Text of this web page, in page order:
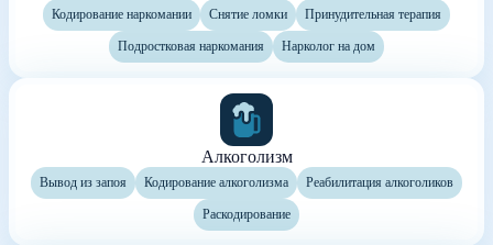
Кодирование наркомании Снятие ломки Принудительная терапия
Подростковая наркомания Нарколог на дом
Алкоголизм
Вывод из запоя Кодирование алкоголизма Реабилитация алкоголиков
Раскодирование